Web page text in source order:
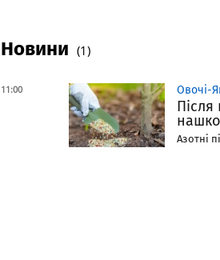
Новини (1)
11:00 Овочі-
Після
Азотні